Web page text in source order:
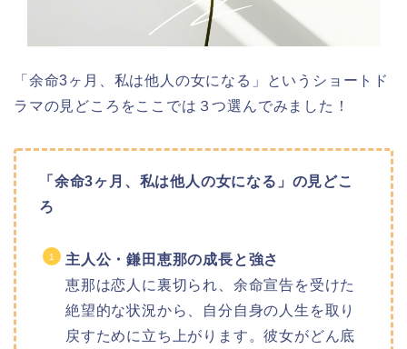
「余命3ヶ月、私は他人の女になる」というショートド
ラマの見どころをここでは３つ選んでみました！
「余命3ヶ月、私は他人の女になる」の見どこ
ろ
主人公・鎌田恵那の成長と強さ
恵那は恋人に裏切られ、余命宣告を受けた
絶望的な状況から、自分自身の人生を取り
戻すために立ち上がります。彼女がどん底